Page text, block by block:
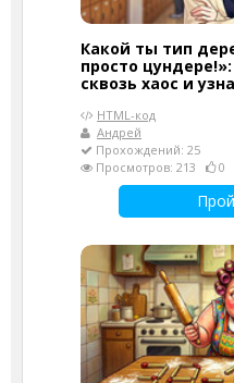
Какой ты тип
просто
сквозь хаос и
HTML-код
Андрей
Прохождений: 25
Просмотров: 213
0